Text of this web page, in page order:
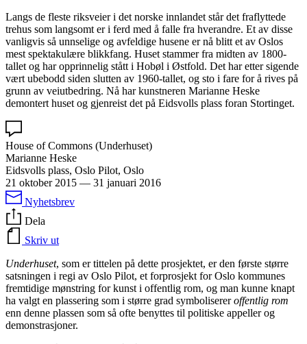
Langs de fleste riksveier i det norske innlandet står det fraflyttede
trehus som langsomt er i ferd med å falle fra hverandre. Et av disse
vanligvis så unnselige og avfeldige husene er nå blitt et av Oslos
mest spektakulære blikkfang. Huset stammer fra midten av 1800-
tallet og har opprinnelig stått i Hobøl i Østfold. Det har etter sigende
vært ubebodd siden slutten av 1960-tallet, og sto i fare for å rives på
grunn av veiutbedring. Nå har kunstneren Marianne Heske
demontert huset og gjenreist det på Eidsvolls plass foran Stortinget.
House of Commons (Underhuset)
Marianne Heske
Eidsvolls plass, Oslo Pilot, Oslo
21 oktober 2015 — 31 januari 2016
Nyhetsbrev
Dela
Skriv ut
Underhuset, som er tittelen på dette prosjektet, er den første større
satsningen i regi av Oslo Pilot, et forprosjekt for Oslo kommunes
fremtidige mønstring for kunst i offentlig rom, og man kunne knapt
ha valgt en plassering som i større grad symbolisereroffentlig rom
enn denne plassen som så ofte benyttes til politiske appeller og
demonstrasjoner.